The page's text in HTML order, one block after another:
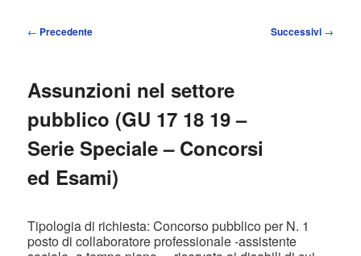
Navigazione
← Precedente Successivi →
Assunzioni nel settore
pubblico (GU 17 18 19 –
Serie Speciale – Concorsi
ed Esami)
Tipologia di richiesta: Concorso pubblico per N. 1
posto di collaboratore professionale -assistente